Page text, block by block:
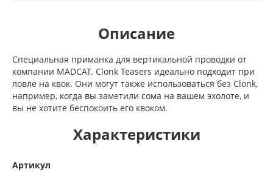
Описание
Специальная приманка для вертикальной проводки от
компании MADCAT. Clonk Teasers идеально подходит при
ловле на квок. Они могут также использоваться без Clonk,
например, когда вы заметили сома на вашем эхолоте, и
вы не хотите беспокоить его квоком.
Характеристики
Артикул